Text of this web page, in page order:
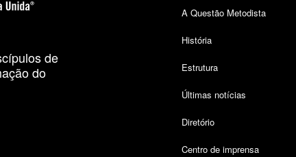
de
do
A Questão Metodista
História
Estrutura
Últimas notícias
Diretório
Centro de imprensa